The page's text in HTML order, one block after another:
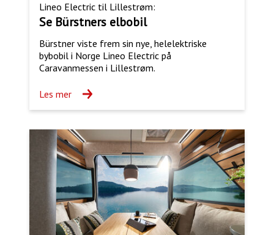
Lineo Electric til Lillestrøm:
Se Bürstners elbobil
Bürstner viste frem sin nye, helelektriske
bybobil i Norge Lineo Electric på
Caravanmessen i Lillestrøm.
Les mer